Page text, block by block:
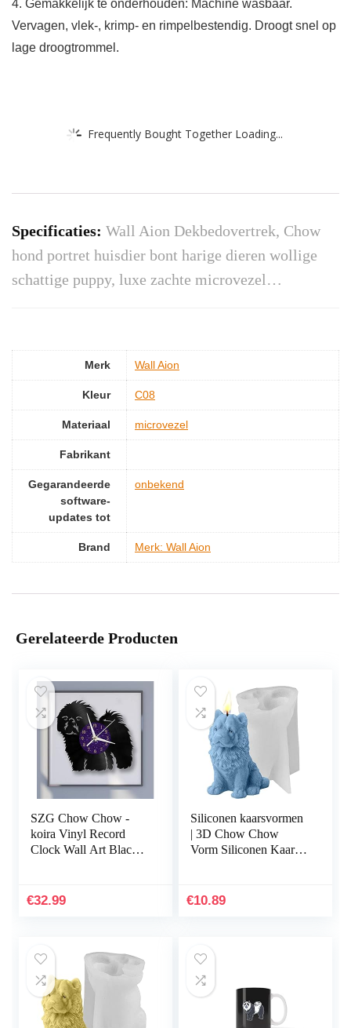
4. Gemakkelijk te onderhouden: Machine wasbaar.
Vervagen, vlek-, krimp- en rimpelbestendig. Droogt snel op
lage droogtrommel.
Frequently Bought Together Loading...
Specificaties: Wall Aion Dekbedovertrek, Chow
hond portret huisdier bont harige dieren wollige
schattige puppy, luxe zachte microvezel…
Merk ‎Wall Aion
Kleur ‎C08
Materiaal ‎microvezel
Fabrikant
Gegarandeerde
software-
updates tot
‎onbekend
Brand Merk: Wall Aion
Gerelateerde Producten
SZG Chow Chow -
koira Vinyl Record
Clock Wall Art Black
– ilman LEDiä
€32.99
Siliconen kaarsvormen
| 3D Chow Chow
Vorm Siliconen Kaars
voor epoxyhars…
€10.89